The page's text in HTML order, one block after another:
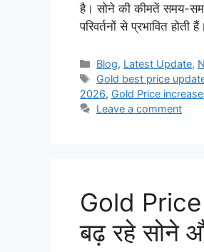
है। सोने की कीमतें समय-समय
परिवर्तनों से प्रभावित
Categories
Blog, Latest Update,
Tags
Gold best price
2026, Gold Price
Leave a comment
Gold
बढ़ रहे सोने